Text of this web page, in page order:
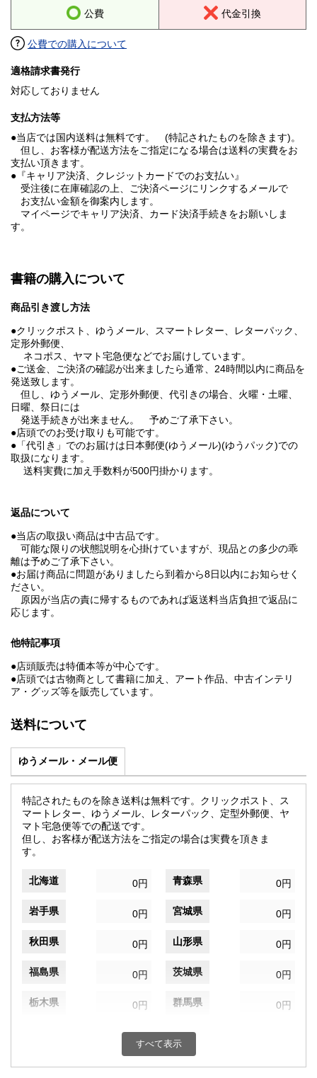
公費 代金引換
公費での購入について
適格請求書発行
対応しておりません
支払方法等
●当店では国内送料は無料です。 (特記されたものを除きます)。
但し、お客様が配送方法をご指定になる場合は送料の実費をお
支払い頂きます。
●『キャリア決済、クレジットカードでのお支払い』
受注後に在庫確認の上、ご決済ページにリンクするメールで
お支払い金額を御案内します。
マイページでキャリア決済、カード決済手続きをお願いしま
す。
書籍の購入について
商品引き渡し方法
●クリックポスト、ゆうメール、スマートレター、レターパック、
定形外郵便、
ネコポス、ヤマト宅急便などでお届けしています。
●ご送金、ご決済の確認が出来ましたら通常、24時間以内に商品を
発送致します。
但し、ゆうメール、定形外郵便、代引きの場合、火曜・土曜、
日曜、祭日には
発送手続きが出来ません。 予めご了承下さい。
●店頭でのお受け取りも可能です。
●「代引き」でのお届けは日本郵便(ゆうメール)(ゆうパック)での
取扱になります。
送料実費に加え手数料が500円掛かります。
返品について
●当店の取扱い商品は中古品です。
可能な限りの状態説明を心掛けていますが、現品との多少の乖
離は予めご了承下さい。
●お届け商品に問題がありましたら到着から8日以内にお知らせく
ださい。
原因が当店の責に帰するものであれば返送料当店負担で返品に
応じます。
他特記事項
●店頭販売は特価本等が中心です。
●店頭では古物商として書籍に加え、アート作品、中古インテリ
ア・グッズ等を販売しています。
送料について
ゆうメール・メール便
特記されたものを除き送料は無料です。クリックポスト、ス
マートレター、ゆうメール、レターパック、定型外郵便、ヤ
マト宅急便等での配送です。
但し、お客様が配送方法をご指定の場合は実費を頂きま
す。
北海道 0円 青森県 0円
岩手県 0円 宮城県 0円
秋田県 0円 山形県 0円
福島県 0円 茨城県 0円
栃木県 0円 群馬県 0円
0円 千葉県
0円 0円
すべて表示